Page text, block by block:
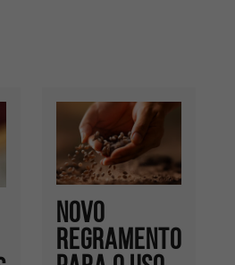
Novo
regramento